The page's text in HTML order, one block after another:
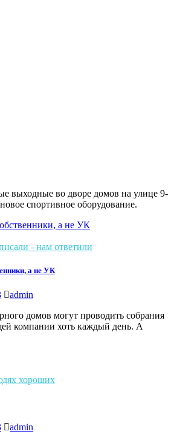
выходные во дворе домов на улице 9-
спортивное оборудование.
- нам ответили
а не УК
admin
домов могут проводить собрания
компании хоть каждый день. А
хороших
admin